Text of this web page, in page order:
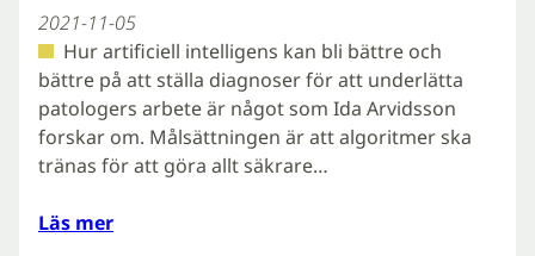
2021-11-05
Hur artificiell intelligens kan bli bättre och
bättre på att ställa diagnoser för att underlätta
patologers arbete är något som Ida Arvidsson
forskar om. Målsättningen är att algoritmer ska
tränas för att göra allt säkrare…
Läs mer